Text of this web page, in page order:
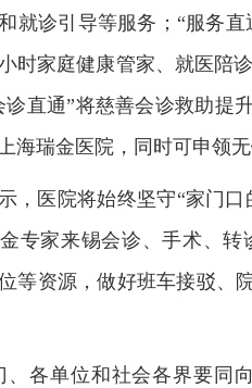
就诊引导等服务；“服务
时家庭健康管家、就医陪
诊直通”将慈善会诊救助提
海瑞金医院，同时可申领
，医院将始终坚守“家门
专家来锡会诊、手术、
等资源，做好班车接驳、
、各单位和社会各界要同